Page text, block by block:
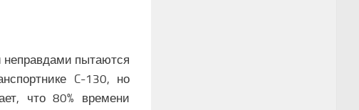
пытаются
C-130, но
что 80% времени